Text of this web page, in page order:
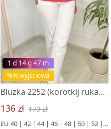
%% wyjściowa
1 d 14 g 47 m
Bluzka 2252 (korotkij rukav) korall
136 zł 179 zł
EU 40 | 42 | 44 | 46 | 48 | 50 | 52 | 54 | 56